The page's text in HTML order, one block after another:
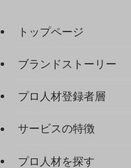
トップページ
ブランドストーリー
プロ人材登録者層
サービスの特徴
プロ人材を探す